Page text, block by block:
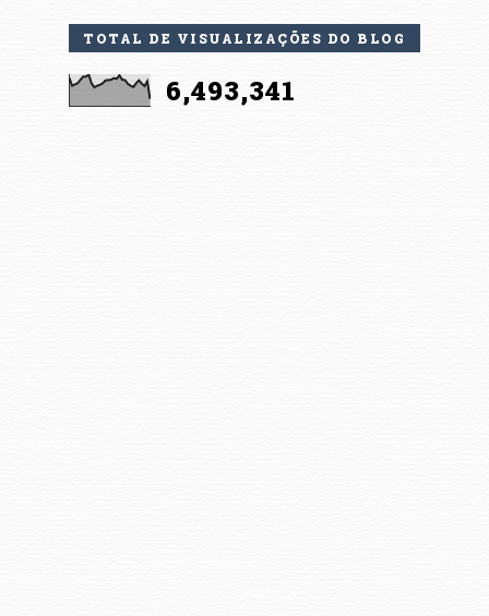
TOTAL DE VISUALIZAÇÕES DO BLOG
6,493,341